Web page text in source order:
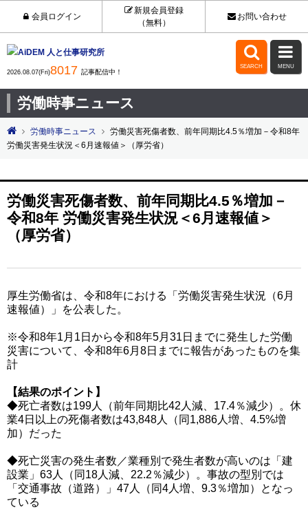
会員ログイン
新規会員登録
（無料）
お問い合わせ
2026.08.07(Fri)8017 記事配信中！

SEARCH

MENU
労働時事ニュース
労働時事ニュース
労働災害死傷者数、前年同期比4.5％増加－令和8年
労働災害発生状況＜6月速報値＞（厚労省）
労働災害死傷者数、前年同期比4.5％増加－
令和8年 労働災害発生状況＜6月速報値＞
（厚労省）
厚生労働省は、令和8年における「労働災害発生状況（6月
速報値）」を公表した。
※令和8年1月1日から令和8年5月31日までに発生した労働
災害について、令和8年6月8日までに報告があったものを集
計
【結果のポイント】
◆死亡者数は199人（前年同期比42人減、17.4％減少）。休
業4日以上の死傷者数は43,848人（同1,886人増、4.5%増
加）だった
◆死亡災害の発生者数／業種別で発生者数が高いのは「建
設業」63人（同18人減、22.2％減少）。事故の型別では
「交通事故（道路）」47人（同4人増、9.3％増加）となっ
ている